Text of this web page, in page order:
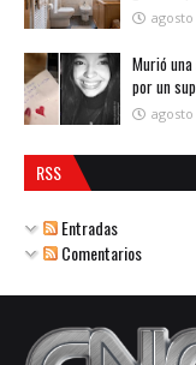
agosto
Murió
por un
agosto
RSS
Entradas
Comentarios